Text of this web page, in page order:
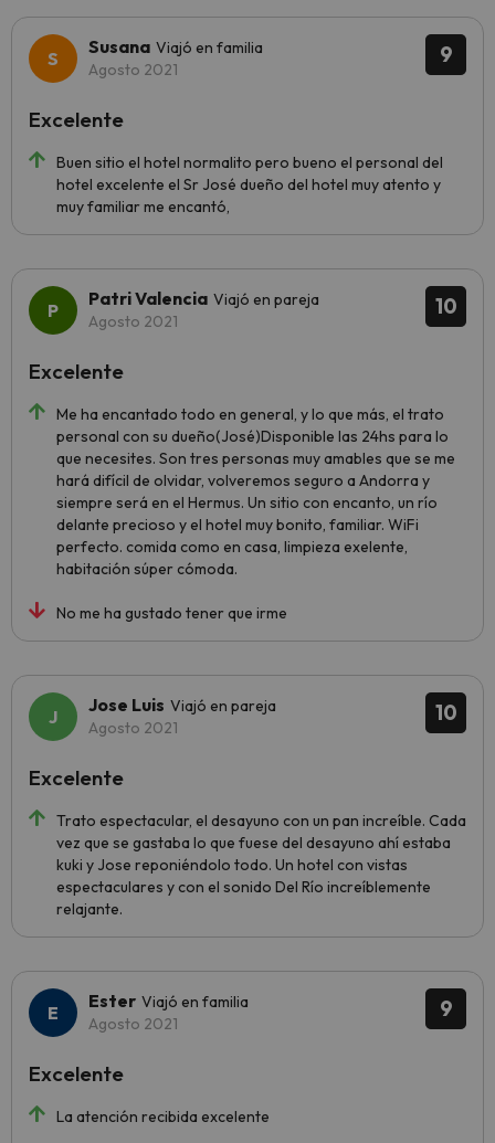
9
Susana Viajó en familia
Agosto 2021
Buen sitio el hotel normalito pero bueno el personal del
hotel excelente el Sr José dueño del hotel muy atento y
muy familiar me encantó,
Excelente
10
Patri Valencia Viajó en pareja
Agosto 2021
Me ha encantado todo en general, y lo que más, el trato
personal con su dueño(José)Disponible las 24hs para lo
que necesites. Son tres personas muy amables que se me
hará difícil de olvidar, volveremos seguro a Andorra y
siempre será en el Hermus. Un sitio con encanto, un río
delante precioso y el hotel muy bonito, familiar. WiFi
perfecto. comida como en casa, limpieza exelente,
habitación súper cómoda.
No me ha gustado tener que irme
Excelente
10
Jose Luis Viajó en pareja
Agosto 2021
Trato espectacular, el desayuno con un pan increíble. Cada
vez que se gastaba lo que fuese del desayuno ahí estaba
kuki y Jose reponiéndolo todo. Un hotel con vistas
espectaculares y con el sonido Del Río increíblemente
relajante.
Excelente
9
Ester Viajó en familia
Agosto 2021
La atención recibida excelente
Excelente